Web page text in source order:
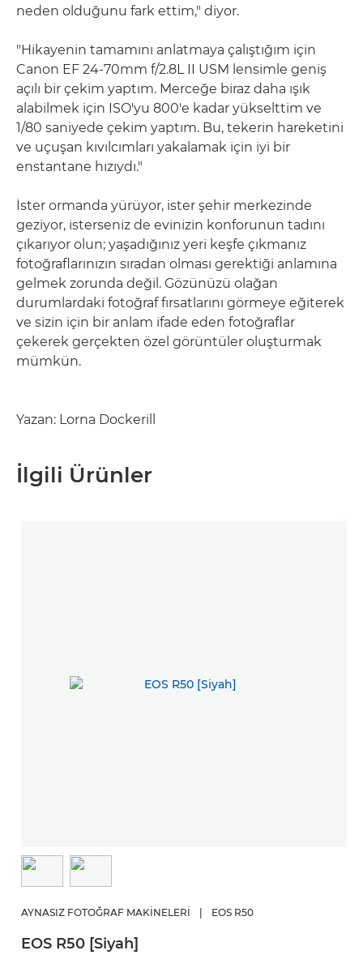
neden olduğunu fark ettim," diyor.
"Hikayenin tamamını anlatmaya çalıştığım için
Canon EF 24-70mm f/2.8L II USM lensimle geniş
açılı bir çekim yaptım. Merceğe biraz daha ışık
alabilmek için ISO'yu 800'e kadar yükselttim ve
1/80 saniyede çekim yaptım. Bu, tekerin hareketini
ve uçuşan kıvılcımları yakalamak için iyi bir
enstantane hızıydı."
İster ormanda yürüyor, ister şehir merkezinde
geziyor, isterseniz de evinizin konforunun tadını
çıkarıyor olun; yaşadığınız yeri keşfe çıkmanız
fotoğraflarınızın sıradan olması gerektiği anlamına
gelmek zorunda değil. Gözünüzü olağan
durumlardaki fotoğraf fırsatlarını görmeye eğiterek
ve sizin için bir anlam ifade eden fotoğraflar
çekerek gerçekten özel görüntüler oluşturmak
mümkün.
Yazan: Lorna Dockerill
İlgili Ürünler
AYNASIZ FOTOĞRAF MAKINELERI EOS R50
EOS R50 [Siyah]